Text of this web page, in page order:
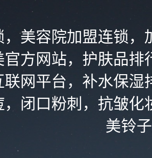
美容院加盟连锁
方网站，护肤品排
网平台，补水保
闭口粉刺，抗皱
美铃